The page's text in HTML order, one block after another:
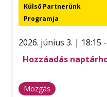
Külső Partnerünk
Programja
2026. június 3. | 18:15 -
Hozzáadás
Mozgás